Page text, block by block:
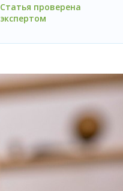
Статья проверена
экспертом